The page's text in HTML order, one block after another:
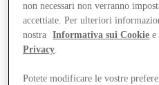
Offerte
Pianifica la tua visita
Cosa c'è in programma
Mangia e Bevi
Servizi
non necessari non verranno
accettiate. Per ulteriori
nostra
Informativa sui Cookie e
Privacy.
Potete modificare le vostre